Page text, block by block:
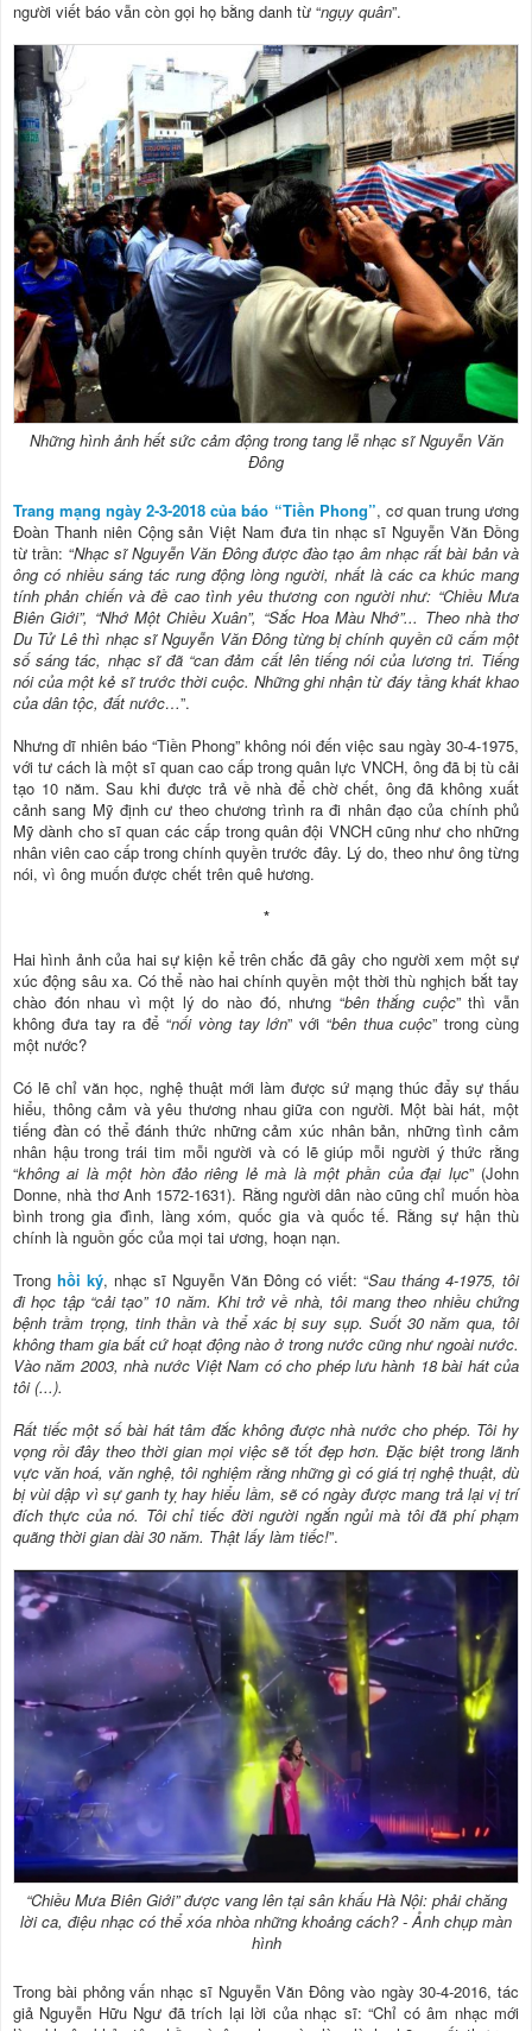
người viết báo vẫn còn gọi họ bằng danh từ “ngụy quân”.
Những hình ảnh hết sức cảm động trong tang lễ nhạc sĩ Nguyễn Văn
Đông
Trang mạng ngày 2-3-2018 của báo “Tiền Phong”, cơ quan trung ương
Đoàn Thanh niên Cộng sản Việt Nam đưa tin nhạc sĩ Nguyễn Văn Đồng
từ trần: “Nhạc sĩ Nguyễn Văn Đông được đào tạo âm nhạc rất bài bản và
ông có nhiều sáng tác rung động lòng người, nhất là các ca khúc mang
tính phản chiến và đề cao tình yêu thương con người như: “Chiều Mưa
Biên Giới”, “Nhớ Một Chiều Xuân”, “Sắc Hoa Màu Nhớ”... Theo nhà thơ
Du Tử Lê thì nhạc sĩ Nguyễn Văn Đông từng bị chính quyền cũ cấm một
số sáng tác, nhạc sĩ đã “can đảm cất lên tiếng nói của lương tri. Tiếng
nói của một kẻ sĩ trước thời cuộc. Những ghi nhận từ đáy tầng khát khao
của dân tộc, đất nước…”.
Nhưng dĩ nhiên báo “Tiền Phong” không nói đến việc sau ngày 30-4-1975,
với tư cách là một sĩ quan cao cấp trong quân lực VNCH, ông đã bị tù cải
tạo 10 năm. Sau khi được trả về nhà để chờ chết, ông đã không xuất
cảnh sang Mỹ định cư theo chương trình ra đi nhân đạo của chính phủ
Mỹ dành cho sĩ quan các cấp trong quân đội VNCH cũng như cho những
nhân viên cao cấp trong chính quyền trước đây. Lý do, theo như ông từng
nói, vì ông muốn được chết trên quê hương.
*
Hai hình ảnh của hai sự kiện kể trên chắc đã gây cho người xem một sự
xúc động sâu xa. Có thể nào hai chính quyền một thời thù nghịch bắt tay
chào đón nhau vì một lý do nào đó, nhưng “bên thắng cuộc” thì vẫn
không đưa tay ra để “nối vòng tay lớn” với “bên thua cuộc” trong cùng
một nước?
Có lẽ chỉ văn học, nghệ thuật mới làm được sứ mạng thúc đẩy sự thấu
hiểu, thông cảm và yêu thương nhau giữa con người. Một bài hát, một
tiếng đàn có thể đánh thức những cảm xúc nhân bản, những tình cảm
nhân hậu trong trái tim mỗi người và có lẽ giúp mỗi người ý thức rằng
“không ai là một hòn đảo riêng lẻ mà là một phần của đại lục” (John
Donne, nhà thơ Anh 1572-1631). Rằng người dân nào cũng chỉ muốn hòa
bình trong gia đình, làng xóm, quốc gia và quốc tế. Rằng sự hận thù
chính là nguồn gốc của mọi tai ương, hoạn nạn.
Trong hồi ký, nhạc sĩ Nguyễn Văn Đông có viết: “Sau tháng 4-1975, tôi
đi học tập “cải tạo” 10 năm. Khi trở về nhà, tôi mang theo nhiều chứng
bệnh trầm trọng, tinh thần và thể xác bị suy sụp. Suốt 30 năm qua, tôi
không tham gia bất cứ hoạt động nào ở trong nước cũng như ngoài nước.
Vào năm 2003, nhà nước Việt Nam có cho phép lưu hành 18 bài hát của
tôi (...).
Rất tiếc một số bài hát tâm đắc không được nhà nước cho phép. Tôi hy
vọng rồi đây theo thời gian mọi việc sẽ tốt đẹp hơn. Đặc biệt trong lãnh
vực văn hoá, văn nghệ, tôi nghiệm rằng những gì có giá trị nghệ thuật, dù
bị vùi dập vì sự ganh tỵ hay hiểu lầm, sẽ có ngày được mang trả lại vị trí
đích thực của nó. Tôi chỉ tiếc đời người ngắn ngủi mà tôi đã phí phạm
quãng thời gian dài 30 năm. Thật lấy làm tiếc!”.
“Chiều Mưa Biên Giới” được vang lên tại sân khấu Hà Nội: phải chăng
lời ca, điệu nhạc có thể xóa nhòa những khoảng cách? - Ảnh chụp màn
hình
Trong bài phỏng vấn nhạc sĩ Nguyễn Văn Đông vào ngày 30-4-2016, tác
giả Nguyễn Hữu Ngư đã trích lại lời của nhạc sĩ: “Chỉ có âm nhạc mới